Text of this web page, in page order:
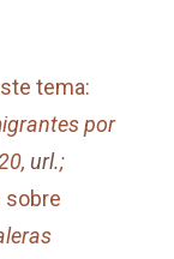
tema:
por
url.;
sobre